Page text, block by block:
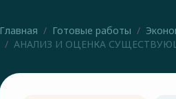
Главная Готовые работы
АНАЛИЗ И ОЦЕНКА